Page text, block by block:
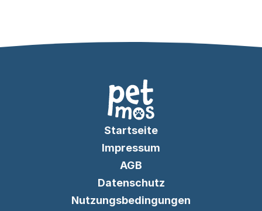
Startseite
Impressum
AGB
Datenschutz
Nutzungsbedingungen